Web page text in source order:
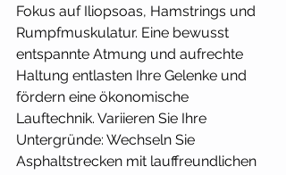
Fokus auf Iliopsoas, Hamstrings und
Rumpfmuskulatur. Eine bewusst
entspannte Atmung und aufrechte
Haltung entlasten Ihre Gelenke und
fördern eine ökonomische
Lauftechnik. Variieren Sie Ihre
Untergründe: Wechseln Sie
Asphaltstrecken mit lauffreundlichen